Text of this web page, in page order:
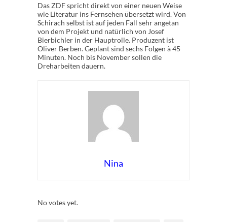
Das ZDF spricht direkt von einer neuen Weise
wie Literatur ins Fernsehen übersetzt wird. Von
Schirach selbst ist auf jeden Fall sehr angetan
von dem Projekt und natürlich von Josef
Bierbichler in der Hauptrolle. Produzent ist
Oliver Berben. Geplant sind sechs Folgen à 45
Minuten. Noch bis November sollen die
Dreharbeiten dauern.
Nina
No votes yet.